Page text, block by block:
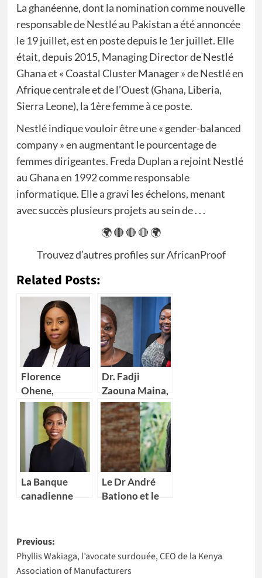
La ghanéenne, dont la nomination comme nouvelle
responsable de Nestlé au Pakistan a été annoncée
le 19 juillet, est en poste depuis le 1er juillet. Elle
était, depuis 2015, Managing Director de Nestlé
Ghana et « Coastal Cluster Manager » de Nestlé en
Afrique centrale et de l’Ouest (Ghana, Liberia,
Sierra Leone), la 1ère femme à ce poste.
Nestlé indique vouloir être une « gender-balanced
company » en augmentant le pourcentage de
femmes dirigeantes. Freda Duplan a rejoint Nestlé
au Ghana en 1992 comme responsable
informatique. Elle a gravi les échelons, menant
avec succès plusieurs projets au sein de . . .
🌍 🔴 🔴 🔴 🌍
Trouvez d’autres profiles surAfricanProof
Related Posts:
Florence
Ohene,
nouvelle
Directrice
générale d’IBM
Ghana
Dr. Fadji
Zaouna Maina,
29 ans,
première
scientifique du
Niger à
intégrer la
NASA
La Banque
canadienne
(CIBC) nomme
Kikelomo
Lawal comme
Le Dr André
Bationo et le
l’Africa Food
Prize 2020
Post
navigation
Previous:
Phyllis Wakiaga, l’avocate surdouée, CEO de la Kenya
Association of Manufacturers